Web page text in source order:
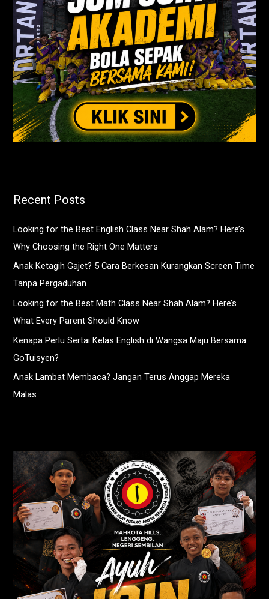
Recent Posts
Looking for the Best English Class Near Shah Alam? Here’s
Why Choosing the Right One Matters
Anak Ketagih Gajet? 5 Cara Berkesan Kurangkan Screen Time
Tanpa Pergaduhan
Looking for the Best Math Class Near Shah Alam? Here’s
What Every Parent Should Know
Kenapa Perlu Sertai Kelas English di Wangsa Maju Bersama
GoTuisyen?
Anak Lambat Membaca? Jangan Terus Anggap Mereka
Malas